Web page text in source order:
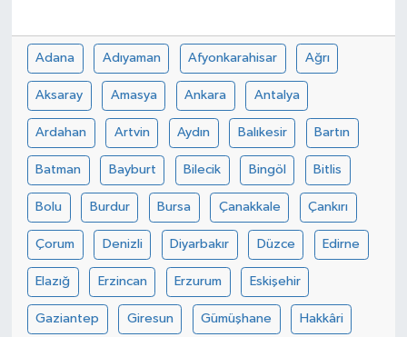
Adana Adıyaman Afyonkarahisar Ağrı
Aksaray Amasya Ankara Antalya
Ardahan Artvin Aydın Balıkesir Bartın
Batman Bayburt Bilecik Bingöl Bitlis
Bolu Burdur Bursa Çanakkale Çankırı
Çorum Denizli Diyarbakır Düzce Edirne
Elazığ Erzincan Erzurum Eskişehir
Gaziantep Giresun Gümüşhane Hakkâri